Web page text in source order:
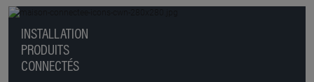
INSTALLATION
PRODUITS
CONNECTÉS